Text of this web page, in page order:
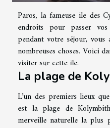
Paros, la fameuse ile des
endroits pour passer
pendant votre séjour,
nombreuses choses. Voici
visiter sur cette ile.
La plage de
L’un des premiers lieux
est la plage de
merveille naturelle la plus